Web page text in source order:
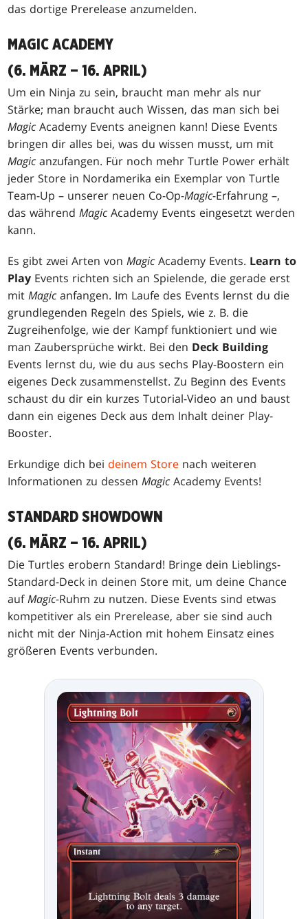
das dortige Prerelease anzumelden.
MAGIC ACADEMY
(6. MÄRZ – 16. APRIL)
Um ein Ninja zu sein, braucht man mehr als nur
Stärke; man braucht auch Wissen, das man sich bei
Magic Academy Events aneignen kann! Diese Events
bringen dir alles bei, was du wissen musst, um mit
Magic anzufangen. Für noch mehr Turtle Power erhält
jeder Store in Nordamerika ein Exemplar von Turtle
Team-Up – unserer neuen Co-Op-Magic-Erfahrung –,
das währendMagic Academy Events eingesetzt werden
kann.
Es gibt zwei Arten vonMagic Academy Events. Learn to
Play Events richten sich an Spielende, die gerade erst
mitMagic anfangen. Im Laufe des Events lernst du die
grundlegenden Regeln des Spiels, wie z. B. die
Zugreihenfolge, wie der Kampf funktioniert und wie
man Zaubersprüche wirkt. Bei den Deck Building
Events lernst du, wie du aus sechs Play-Boostern ein
eigenes Deck zusammenstellst. Zu Beginn des Events
schaust du dir ein kurzes Tutorial-Video an und baust
dann ein eigenes Deck aus dem Inhalt deiner Play-
Booster.
Erkundige dich bei deinem Store nach weiteren
Informationen zu dessenMagic Academy Events!
STANDARD SHOWDOWN
(6. MÄRZ – 16. APRIL)
Die Turtles erobern Standard! Bringe dein Lieblings-
Standard-Deck in deinen Store mit, um deine Chance
aufMagic-Ruhm zu nutzen. Diese Events sind etwas
kompetitiver als ein Prerelease, aber sie sind auch
nicht mit der Ninja-Action mit hohem Einsatz eines
größeren Events verbunden.